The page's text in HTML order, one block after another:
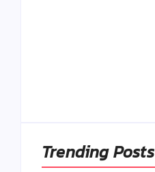
Trending Posts